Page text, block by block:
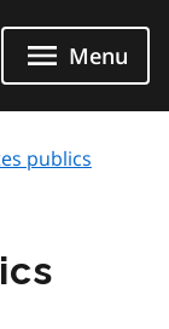
Menu
publics